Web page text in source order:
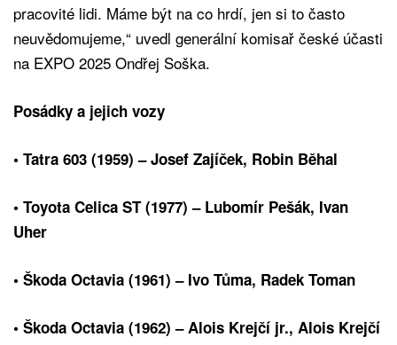
pracovité lidi. Máme být na co hrdí, jen si to často
neuvědomujeme,“ uvedl generální komisař české účasti
na EXPO 2025 Ondřej Soška.
Posádky a jejich vozy
• Tatra 603 (1959) – Josef Zajíček, Robin Běhal
• Toyota Celica ST (1977) – Lubomír Pešák, Ivan
Uher
• Škoda Octavia (1961) – Ivo Tůma, Radek Toman
• Škoda Octavia (1962) – Alois Krejčí jr., Alois Krejčí